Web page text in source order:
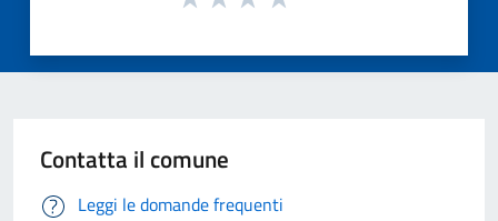
Contatta il comune
Leggi le domande frequenti